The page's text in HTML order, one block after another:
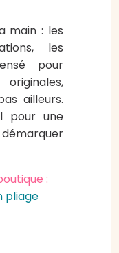
main : les
les
pour
ailleurs.
pour une
:
pliage